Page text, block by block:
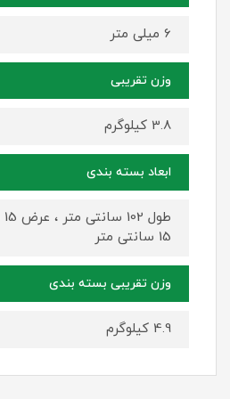
6 میلی متر
وزن تقریبی
3.8 کیلوگرم
ابعاد بسته بندی
15 سانتی متر
وزن تقریبی بسته بندی
4.9 کیلوگرم